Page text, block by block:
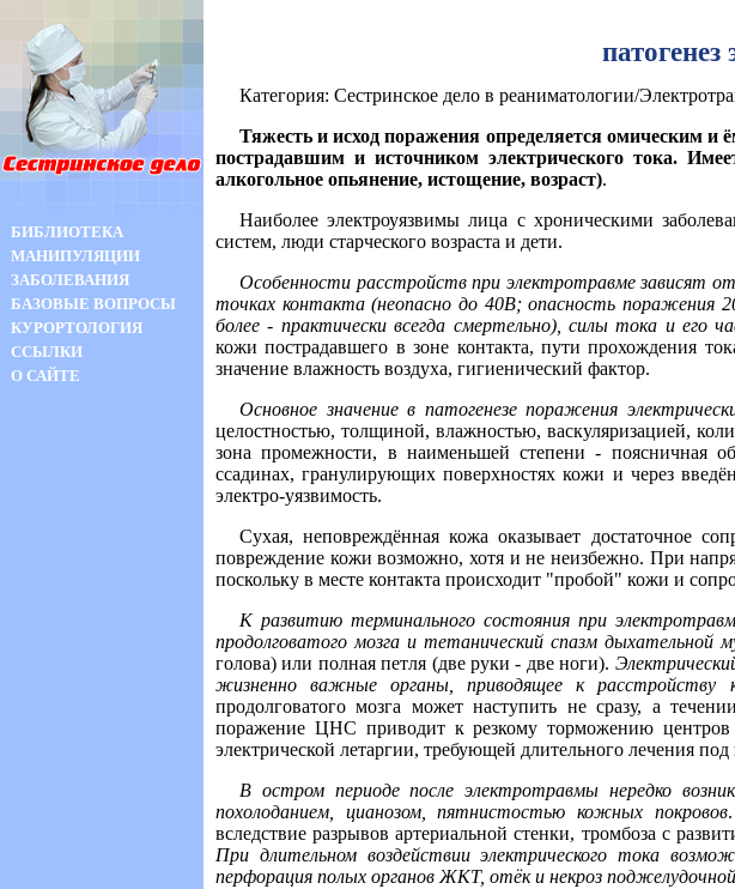
БИБЛИОТЕКА
МАНИПУЛЯЦИИ
ЗАБОЛЕВАНИЯ
БАЗОВЫЕ ВОПРОСЫ
КУРОРТОЛОГИЯ
ССЫЛКИ
О САЙТЕ
Категория: Сестринское дело в реаниматологии/
Тяжесть и исход поражения определяется омическим
пострадавшим и источником электрического тока.
алкогольное опьянение, истощение, возраст).
Наиболее электроуязвимы лица с хроническими
систем, люди старческого возраста и дети.
Особенности расстройств при электротравме зависят
точках контакта (неопасно до 40В; опасность поражения
более - практически всегда смертельно), силы тока и его
кожи пострадавшего в зоне контакта, пути прохождения
значение влажность воздуха, гигиенический фактор.
Основное значение в патогенезе поражения
целостностью, толщиной, влажностью, васкуляризацией,
зона промежности, в наименьшей степени - поясничная
ссадинах, гранулирующих поверхностях кожи и через
электро-уязвимость.
Сухая, неповреждённая кожа оказывает достаточное
повреждение кожи возможно, хотя и не неизбежно. При
поскольку в месте контакта происходит "пробой" кожи и
К развитию терминального состояния при
продолговатого мозга и тетанический спазм дыхательной
голова) или полная петля (две руки - две ноги).
жизненно важные органы, приводящее к расстройству
продолговатого мозга может наступить не сразу, а
поражение ЦНС приводит к резкому торможению
электрической летаргии, требующей длительного лечения
В остром периоде после электротравмы нередко
похолоданием, цианозом, пятнистостью кожных покровов
вследствие разрывов артериальной стенки, тромбоза с
При длительном воздействии электрического тока
перфорация полых органов ЖКТ, отёк и некроз